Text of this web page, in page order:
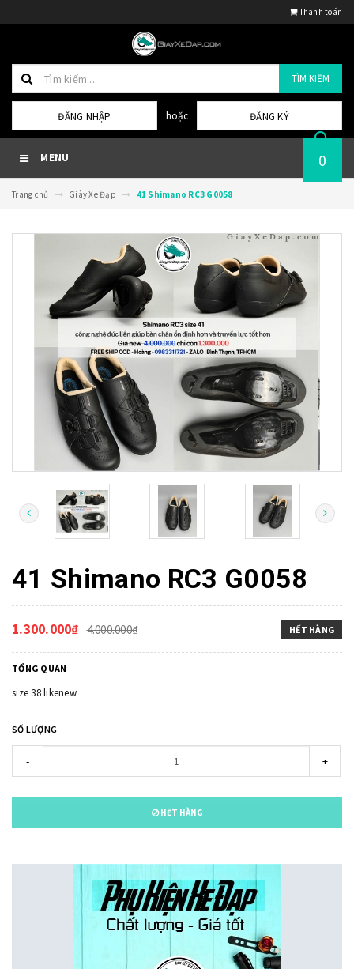
Thanh toán
TÌM KIẾM
ĐĂNG NHẬP hoặc ĐĂNG KÝ
MENU 0
Trang chủ Giày Xe Đạp 41 Shimano RC3 G0058
41 Shimano RC3 G0058
1.300.000₫ 4.000.000₫ HẾT HÀNG
TỔNG QUAN
size 38 likenew
SỐ LƯỢNG
- +
HẾT HÀNG